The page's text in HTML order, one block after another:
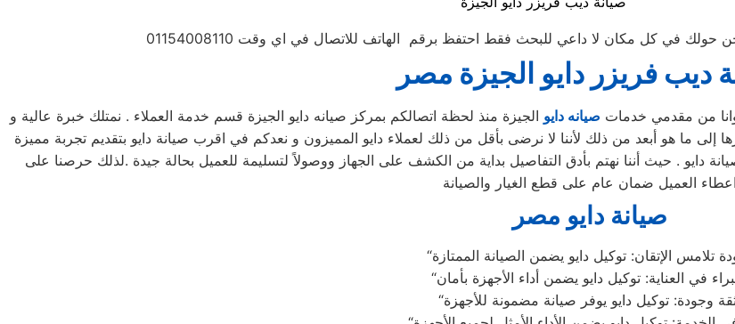
في كل مكان لا داعي للبحث فقط احتفظ برقم الهاتف للاتصال في اي وقت 01154008110
ديب فريزر دايو الجيزة مصر
من مقدمي خدمات صيانه دايو الجيزة منذ لحظة اتصالكم بمركز صيانه دايو الجيزة قسم خدمة العملاء . نمتلك خبرة عالية و
ما هو أبعد من ذلك لأننا لا نرضى بأقل من ذلك لعملاء دايو المميزون و نعدكم في اقرب صيانة دايو بتقديم تجربة مميزة
دايو . حيث أننا نهتم بأدق التفاصيل بداية من الكشف على الجهاز ووصولاً لتسليمة للعميل بحالة جيدة .لذلك حرصنا على
اعطاء العميل ضمان عام على قطع الغيار والصيانة
صيانة دايو مصر